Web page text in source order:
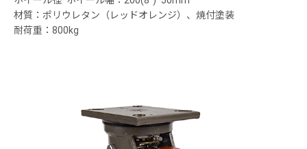
材質：ポリウレタン（レッドオレンジ）、焼付塗装
耐荷重：800kg